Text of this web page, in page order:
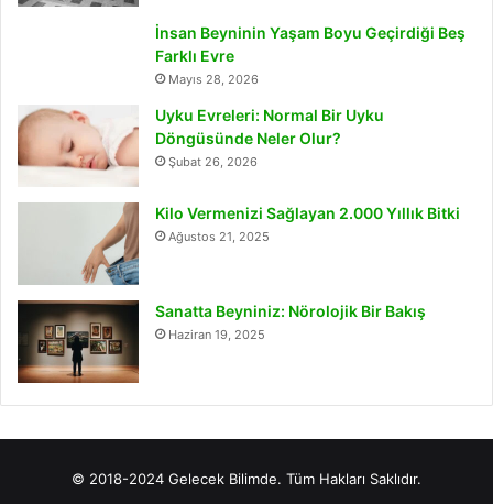
İnsan Beyninin Yaşam Boyu Geçirdiği Beş
Farklı Evre
Mayıs 28, 2026
Uyku Evreleri: Normal Bir Uyku
Döngüsünde Neler Olur?
Şubat 26, 2026
Kilo Vermenizi Sağlayan 2.000 Yıllık Bitki
Ağustos 21, 2025
Sanatta Beyniniz: Nörolojik Bir Bakış
Haziran 19, 2025
© 2018-2024 Gelecek Bilimde. Tüm Hakları Saklıdır.